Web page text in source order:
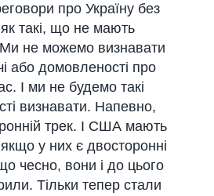
про Україну без
такі, що не мають
Ми не можемо визнавати
або домовленості про
І ми не будемо такі
визнавати. Напевно,
трек. І США мають
у них є двосторонні
чесно, вони і до цього
Тільки тепер стали